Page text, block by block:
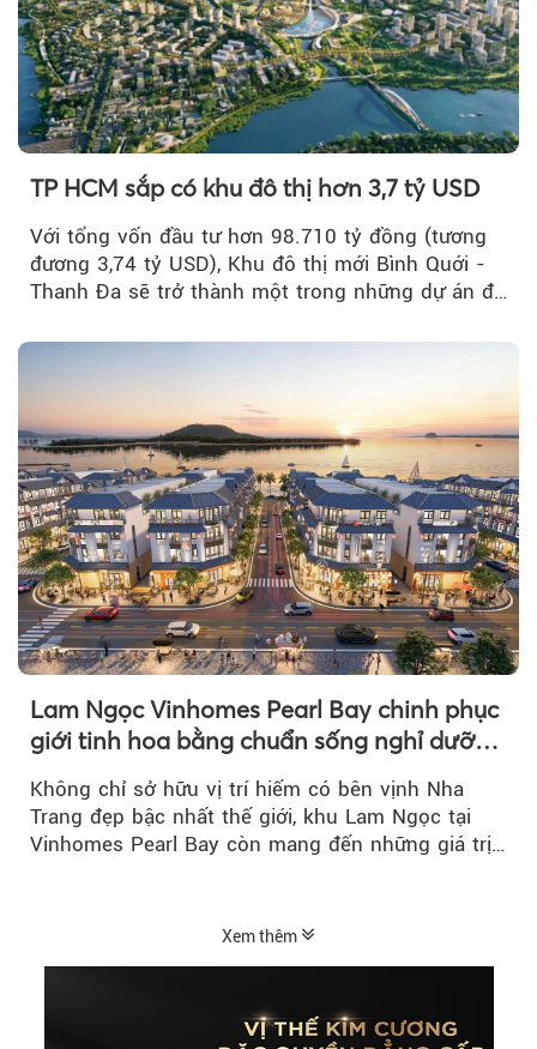
TP HCM sắp có khu đô thị hơn 3,7 tỷ USD
Với tổng vốn đầu tư hơn 98.710 tỷ đồng (tương
đương 3,74 tỷ USD), Khu đô thị mới Bình Quới -
Thanh Đa sẽ trở thành một trong những dự án đô
Lam Ngọc Vinhomes Pearl Bay chinh phục
giới tinh hoa bằng chuẩn sống nghỉ dưỡng
ven biển riêng tư, tiện nghi
Không chỉ sở hữu vị trí hiếm có bên vịnh Nha
Trang đẹp bậc nhất thế giới, khu Lam Ngọc tại
Vinhomes Pearl Bay còn mang đến những giá trị
Xem thêm